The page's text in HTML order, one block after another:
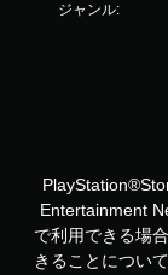
ジャンル:
Entertainment
で利用できる場
きることについ